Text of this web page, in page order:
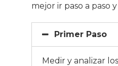
mejor ir paso a paso
Primer Paso
Medir y analizar